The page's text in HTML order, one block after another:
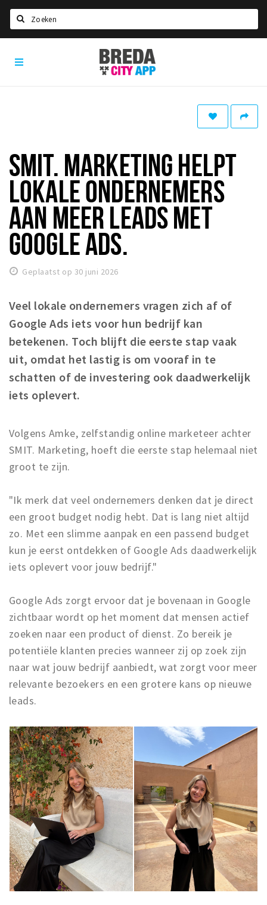
Home
Eten
Drinken
Slapen
Recreatief
Winkels
Parkeren
Bezienswaardigheden
Musea, theaters & podia
Uitjes & activiteiten
Toeristische routes
Baroniepoorten
Sport
Inloggen
Breda
City
App
SMIT. MARKETING HELPT
LOKALE ONDERNEMERS
AAN MEER LEADS MET
GOOGLE ADS.
Geplaatst op 30 juni 2026
Veel lokale ondernemers vragen zich af of
Google Ads iets voor hun bedrijf kan
betekenen. Toch blijft die eerste stap vaak
uit, omdat het lastig is om vooraf in te
schatten of de investering ook daadwerkelijk
iets oplevert.
Volgens Amke, zelfstandig online marketeer achter
SMIT. Marketing, hoeft die eerste stap helemaal niet
groot te zijn.
"Ik merk dat veel ondernemers denken dat je direct
een groot budget nodig hebt. Dat is lang niet altijd
zo. Met een slimme aanpak en een passend budget
kun je eerst ontdekken of Google Ads daadwerkelijk
iets oplevert voor jouw bedrijf."
Google Ads zorgt ervoor dat je bovenaan in Google
zichtbaar wordt op het moment dat mensen actief
zoeken naar een product of dienst. Zo bereik je
potentiële klanten precies wanneer zij op zoek zijn
naar wat jouw bedrijf aanbiedt, wat zorgt voor meer
relevante bezoekers en een grotere kans op nieuwe
leads.